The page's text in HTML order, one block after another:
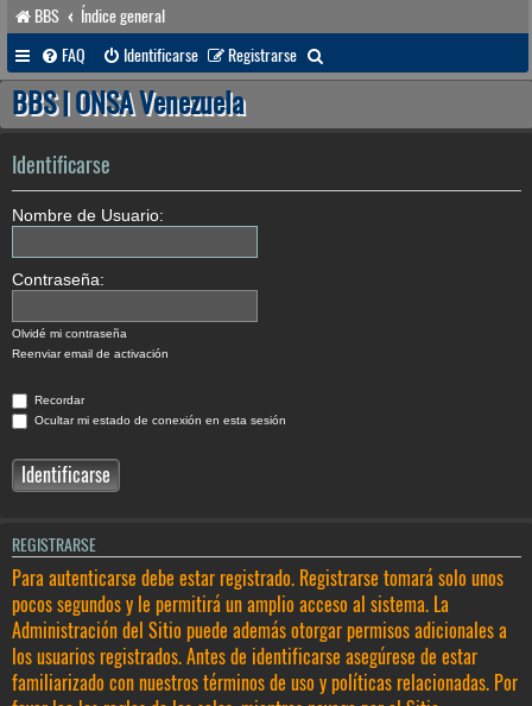
BBS
Índice general
FAQ
Identificarse Registrarse
u
a
BBS | ONSA Venezuela
Identificarse
Nombre de Usuario:
Contraseña:
Olvidé mi contraseña
Reenviar email de activación
Recordar
Ocultar mi estado de conexión en esta sesión
REGISTRARSE
Para autenticarse debe estar registrado. Registrarse tomará solo unos
pocos segundos y le permitirá un amplio acceso al sistema. La
Administración del Sitio puede además otorgar permisos adicionales a
los usuarios registrados. Antes de identificarse asegúrese de estar
familiarizado con nuestros términos de uso y políticas relacionadas. Por